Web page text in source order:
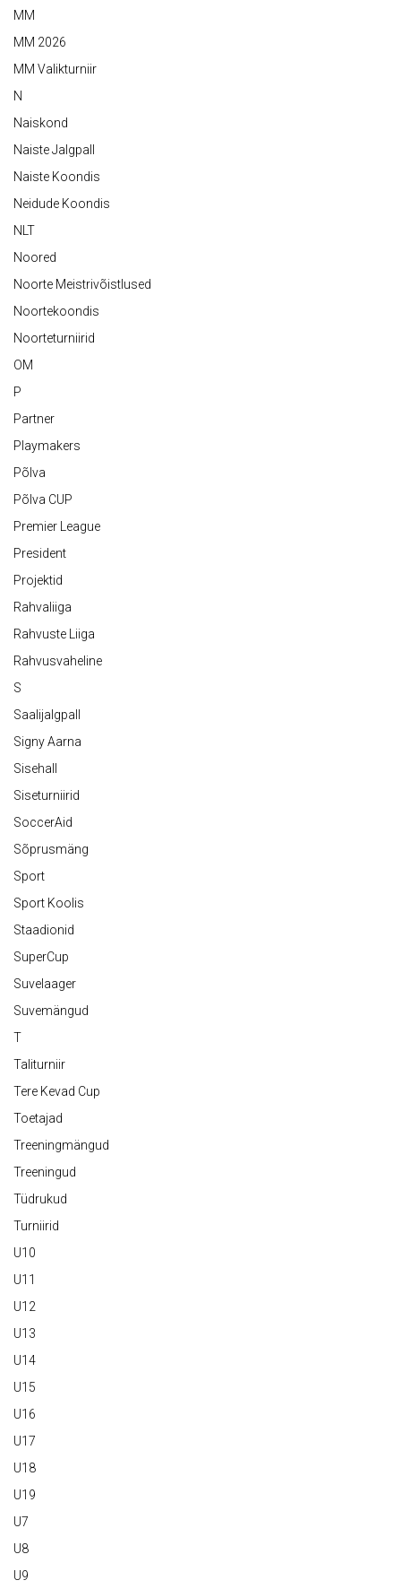
MM
MM 2026
MM Valikturniir
N
Naiskond
Naiste Jalgpall
Naiste Koondis
Neidude Koondis
NLT
Noored
Noorte Meistrivõistlused
Noortekoondis
Noorteturniirid
OM
P
Partner
Playmakers
Põlva
Põlva CUP
Premier League
President
Projektid
Rahvaliiga
Rahvuste Liiga
Rahvusvaheline
S
Saalijalgpall
Signy Aarna
Sisehall
Siseturniirid
SoccerAid
Sõprusmäng
Sport
Sport Koolis
Staadionid
SuperCup
Suvelaager
Suvemängud
T
Taliturniir
Tere Kevad Cup
Toetajad
Treeningmängud
Treeningud
Tüdrukud
Turniirid
U10
U11
U12
U13
U14
U15
U16
U17
U18
U19
U7
U8
U9